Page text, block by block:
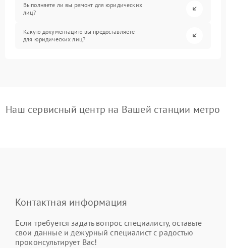
Выполняете ли вы ремонт для юридических
лиц?
Какую документацию вы предоставляете
для юридических лиц?
Наш сервисный центр на Вашей станции метро
Контактная информация
Если требуется задать вопрос специалисту, оставьте
свои данные и дежурный специалист с радостью
проконсультирует Вас!